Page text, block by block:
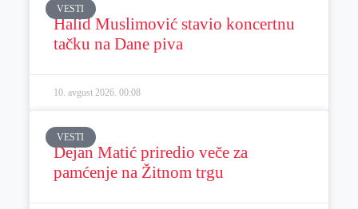
VESTI
Halid Muslimović stavio koncertnu
tačku na Dane piva
10. avgust 2026. 00:08
VESTI
Dejan Matić priredio veče za
pamćenje na Žitnom trgu